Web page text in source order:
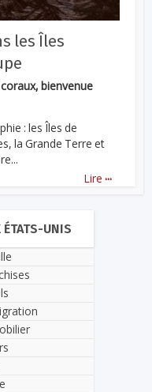
les Îles
bienvenue
: les Îles de
la Grande Terre et
Lire ...
ÉTATS-UNIS